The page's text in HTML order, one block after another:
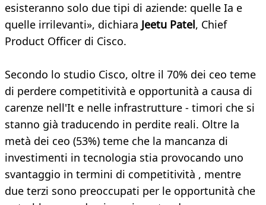
esisteranno solo due tipi di aziende: quelle Ia e
quelle irrilevanti», dichiara Jeetu Patel, Chief
Product Officer di Cisco.
Secondo lo studio Cisco, oltre il 70% dei ceo teme
di perdere competitività e opportunità a causa di
carenze nell'It e nelle infrastrutture - timori che si
stanno già traducendo in perdite reali. Oltre la
metà dei ceo (53%) teme che la mancanza di
investimenti in tecnologia stia provocando uno
svantaggio in termini di competitività , mentre
due terzi sono preoccupati per le opportunità che